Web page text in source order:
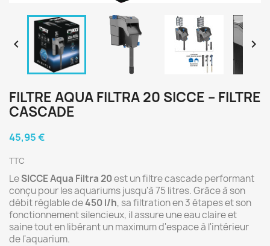
 
FILTRE AQUA FILTRA 20 SICCE – FILTRE
CASCADE
45,95 €
TTC
LeSICCE Aqua Filtra 20est un filtre cascade performant
conçu pour les aquariums jusqu'à 75 litres. Grâce à son
débit réglable de450 l/h, sa filtration en 3 étapes et son
fonctionnement silencieux, il assure une eau claire et
saine tout en libérant un maximum d'espace à l'intérieur
de l'aquarium.